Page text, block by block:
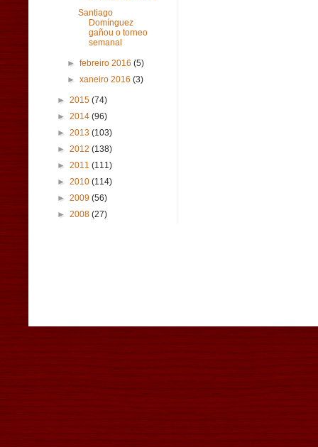
Santiago
Domínguez
gañou o torneo
semanal
►febreiro 2016(5)
►xaneiro 2016(3)
► 2015 (74)
► 2014 (96)
► 2013 (103)
► 2012 (138)
► 2011 (111)
► 2010 (114)
► 2009 (56)
► 2008 (27)